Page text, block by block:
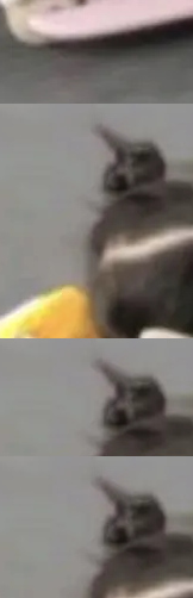
据
这
/
全
该
De
git
支
经
：
写
后
个
。
T
的